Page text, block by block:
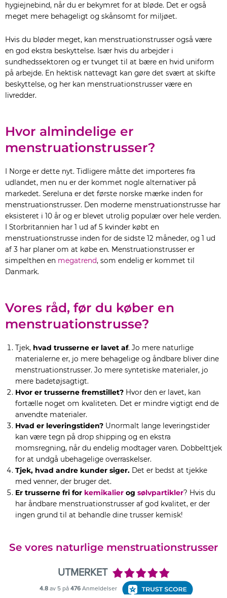
hygiejnebind, når du er bekymret for at bløde. Det er også
meget mere behageligt og skånsomt for miljøet.
Hvis du bløder meget, kan menstruationstrusser også være
en god ekstra beskyttelse. Især hvis du arbejder i
sundhedssektoren og er tvunget til at bære en hvid uniform
på arbejde. En hektisk nattevagt kan gøre det svært at skifte
beskyttelse, og her kan menstruationstrusser være en
livredder.
Hvor almindelige er
menstruationstrusser?
I Norge er dette nyt. Tidligere måtte det importeres fra
udlandet, men nu er der kommet nogle alternativer på
markedet. Sereluna er det første norske mærke inden for
menstruationstrusser. Den moderne menstruationstrusse har
eksisteret i 10 år og er blevet utrolig populær over hele verden.
I Storbritannien har 1 ud af 5 kvinder købt en
menstruationstrusse inden for de sidste 12 måneder, og 1 ud
af 3 har planer om at købe en. Menstruationstrusser er
simpelthen en megatrend, som endelig er kommet til
Danmark.
Vores råd, før du køber en
menstruationstrusse?
Tjek, hvad trusserne er lavet af. Jo mere naturlige
materialerne er, jo mere behagelige og åndbare bliver dine
menstruationstrusser. Jo mere syntetiske materialer, jo
mere badetøjsagtigt.
Hvor er trusserne fremstillet? Hvor den er lavet, kan
fortælle noget om kvaliteten. Det er mindre vigtigt end de
anvendte materialer.
Hvad er leveringstiden? Unormalt lange leveringstider
kan være tegn på drop shipping og en ekstra
momsregning, når du endelig modtager varen. Dobbelttjek
for at undgå ubehagelige overraskelser.
Tjek, hvad andre kunder siger. Det er bedst at tjekke
med venner, der bruger det.
Er trusserne fri for kemikalier og sølvpartikler? Hvis du
har åndbare menstruationstrusser af god kvalitet, er der
ingen grund til at behandle dine trusser kemisk!
Se vores naturlige menstruationstrusser